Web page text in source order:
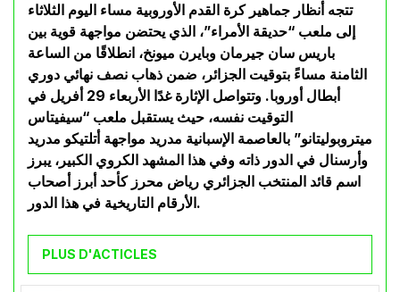
تتجه أنظار جماهير كرة القدم الأوروبية مساء اليوم الثلاثاء
إلى ملعب “حديقة الأمراء”، الذي يحتضن مواجهة قوية بين
باريس سان جيرمان وبايرن ميونخ، انطلاقًا من الساعة
الثامنة مساءً بتوقيت الجزائر، ضمن ذهاب نصف نهائي دوري
أبطال أوروبا. وتتواصل الإثارة غدًا الأربعاء 29 أفريل في
التوقيت نفسه، حيث يستقبل ملعب “سيفيتاس
ميتروبوليتانو” بالعاصمة الإسبانية مدريد مواجهة أتلتيكو مدريد
وأرسنال في الدور ذاته وفي هذا المشهد الكروي الكبير، يبرز
اسم قائد المنتخب الجزائري رياض محرز كأحد أبرز أصحاب
الأرقام التاريخية في هذا الدور.
PLUS D'ACTICLES